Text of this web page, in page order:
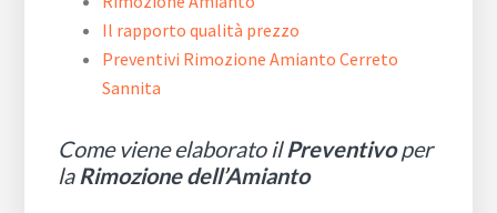
Il rapporto qualità prezzo
Preventivi Rimozione Amianto Cerreto
Sannita
Come viene elaborato ilPreventivoper
laRimozione dell’Amianto